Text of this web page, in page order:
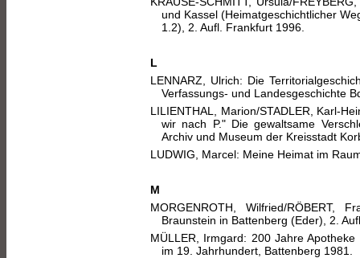
und Kassel (Heimatgeschichtlicher
1.2), 2. Aufl. Frankfurt 1996.
L
LENNARZ, Ulrich: Die
Verfassungs- und Landesgeschichte
LILIENTHAL, Marion/STADLER, Karl-
wir nach P." Die gewaltsame
Archiv und Museum der Kreisstadt
LUDWIG, Marcel: Meine Heimat im
M
MORGENROTH, Wilfried/RÖBERT,
Braunstein in Battenberg (Eder), 2.
MÜLLER, Irmgard: 200 Jahre
im 19. Jahrhundert, Battenberg 1981.